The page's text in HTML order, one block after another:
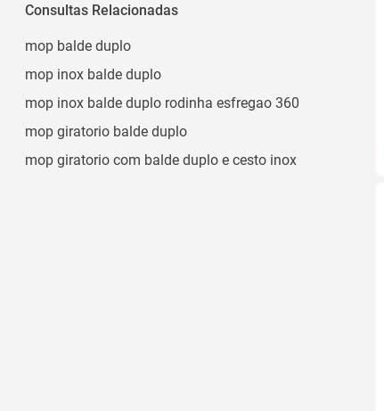
Consultas Relacionadas
mop balde duplo
mop inox balde duplo
mop inox balde duplo rodinha esfregao 360
mop giratorio balde duplo
mop giratorio com balde duplo e cesto inox